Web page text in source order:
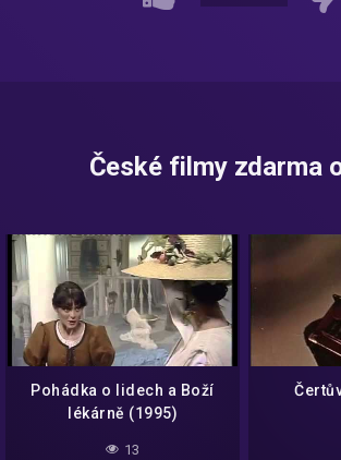
České filmy zdarma
Pohádka o lidech a Boží
lékárně (1995)
13